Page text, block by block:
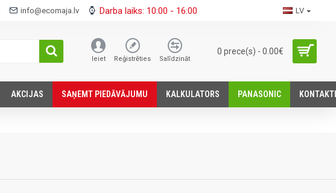
info@ecomaja.lv Darba laiks: 10:00 - 16:00 LV
Ieiet Reģistrēties Salīdzināt
0 prece(s) - 0.00€
AKCIJAS SАŅEMT PIEDĀVĀJUMU KALKULATORS PANASONIC KONTAKTI